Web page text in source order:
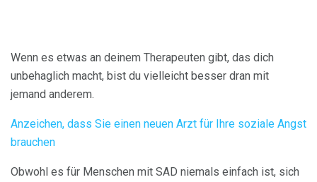
Wenn es etwas an deinem Therapeuten gibt, das dich
unbehaglich macht, bist du vielleicht besser dran mit
jemand anderem.
Anzeichen, dass Sie einen neuen Arzt für Ihre soziale Angst
brauchen
Obwohl es für Menschen mit SAD niemals einfach ist, sich